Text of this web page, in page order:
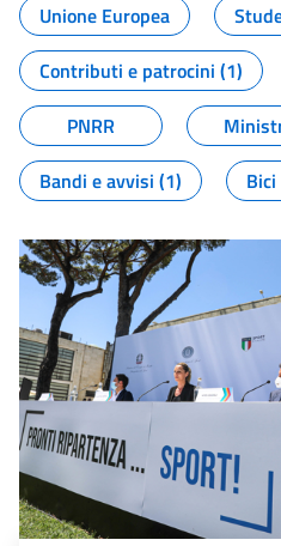
Unione Europea
Contributi e patrocini (1)
PNRR
Bandi e avvisi (1)